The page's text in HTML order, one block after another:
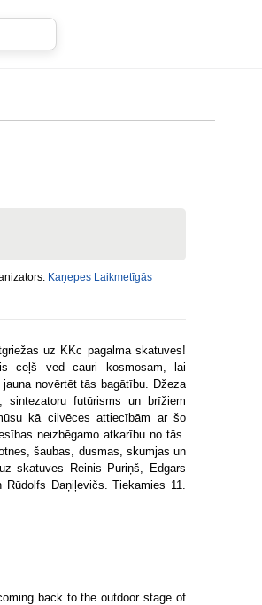
Kaņepes Laikmetīgās
uz KKc pagalma skatuves!
ceļš ved cauri kosmosam, lai
novērtēt tās bagātību. Džeza
sintezatoru futūrisms un brīžiem
kā cilvēces attiecībām ar šo
neizbēgamo atkarību no tās.
šaubas, dusmas, skumjas un
skatuves Reinis Puriņš, Edgars
Daņiļevičs. Tiekamies 11.
back to the outdoor stage of